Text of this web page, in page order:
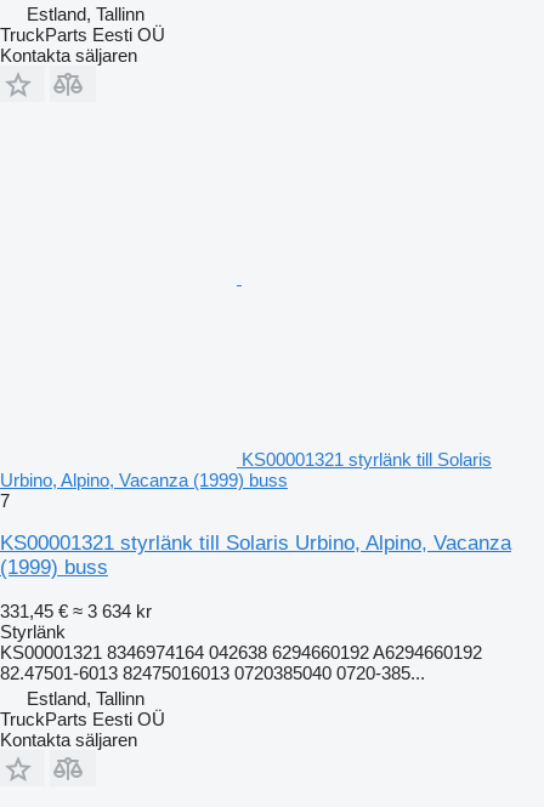
Estland, Tallinn
TruckParts Eesti OÜ
Kontakta säljaren
KS00001321 styrlänk till Solaris
Urbino, Alpino, Vacanza (1999) buss
7
KS00001321 styrlänk till Solaris Urbino, Alpino, Vacanza
(1999) buss
331,45 € ≈ 3 634 kr
Styrlänk
KS00001321 8346974164 042638 6294660192 A6294660192
82.47501-6013 82475016013 0720385040 0720-385...
Estland, Tallinn
TruckParts Eesti OÜ
Kontakta säljaren